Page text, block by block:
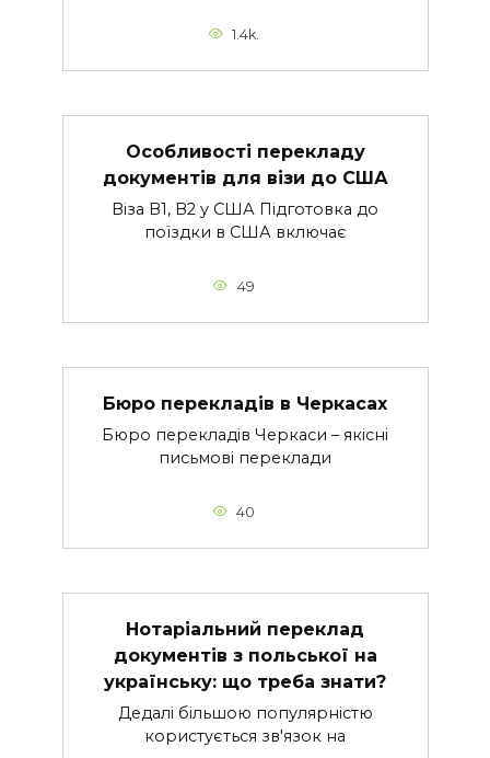
1.4k.
Особливості перекладу
документів для візи до США
Віза В1, В2 у США Підготовка до
поїздки в США включає
49
Бюро перекладів в Черкасах
Бюро перекладів Черкаси – якісні
письмові переклади
40
Нотаріальний переклад
документів з польської на
українську: що треба знати?
Дедалі більшою популярністю
користується зв'язок на